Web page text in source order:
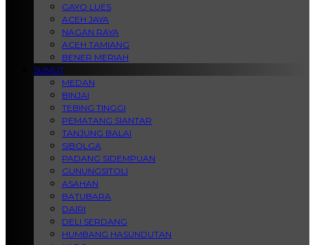
GAYO LUES
ACEH JAYA
NAGAN RAYA
ACEH TAMIANG
BENER MERIAH
SUMUT
MEDAN
BINJAI
TEBING TINGGI
PEMATANG SIANTAR
TANJUNG BALAI
SIBOLGA
PADANG SIDEMPUAN
GUNUNGSITOLI
ASAHAN
BATUBARA
DAIRI
DELI SERDANG
HUMBANG HASUNDUTAN